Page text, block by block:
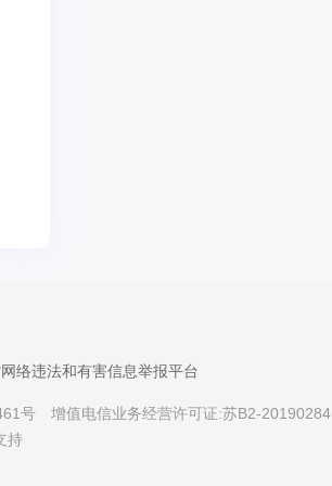
络违法和有害信息举报平台
号
增值电信业务经营许可证:苏B2-20190284
持